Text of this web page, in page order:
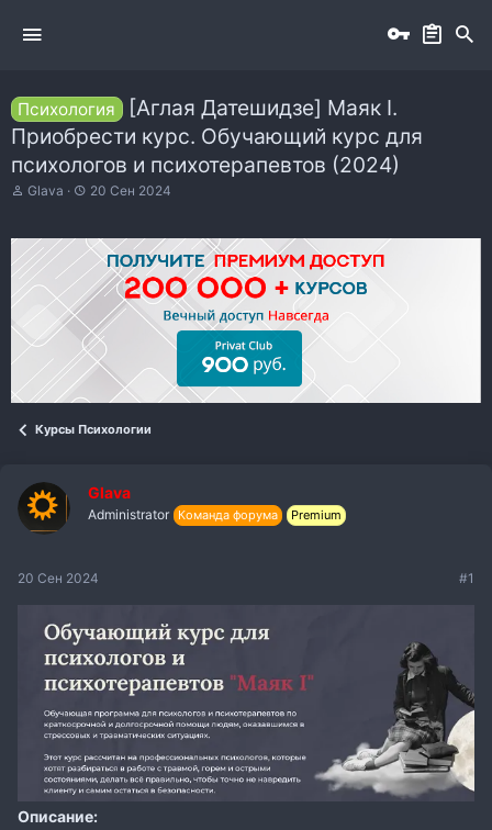
Психология
[Аглая Датешидзе] Маяк I.
Приобрести курс. Обучающий курс для
психологов и психотерапевтов (2024)
А
о
р
т
е
Glava
Д
а
ч
л
а
20 Сен 2024
Курсы Психологии
Glava
Administrator Команда форума Premium
20 Сен 2024 #1
Описание: